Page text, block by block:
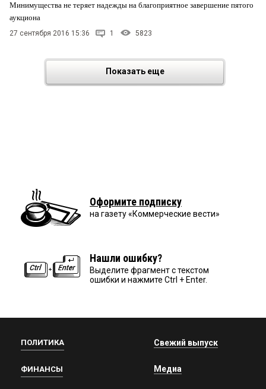
Минимущества не теряет надежды на благоприятное завершение пятого
аукциона
27 сентября 2016 15:36 1 5823
Показать еще
Оформите подписку
на газету «Коммерческие вести»
Нашли ошибку?
Выделите фрагмент с текстом
ошибки и нажмите Ctrl + Enter.
ПОЛИТИКА
ФИНАНСЫ
Свежий выпуск
Медиа